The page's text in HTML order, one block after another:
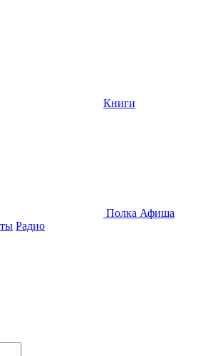
Книги
Полка Афиша
Радио